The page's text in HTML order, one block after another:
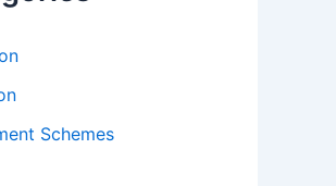
Schemes